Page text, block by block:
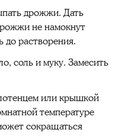
дрожжи. Дать
не намокнут
до растворения.
соль и муку. Замесить
или крышкой
температуре
сокращаться